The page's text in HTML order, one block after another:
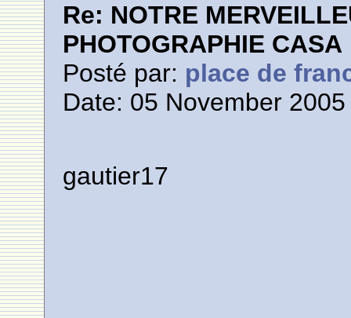
Re: NOTRE
PHOTOGRAPHIE CASA
Posté par: place de
Date: 05 November
gautier17